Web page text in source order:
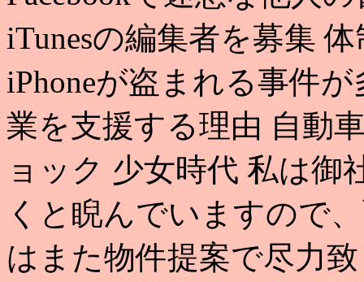
iTunesの編集者を募集
iPhoneが盗まれる事件
業を支援する理由 自動
ョック 少女時代 私は御
くと睨んでいますので
はまた物件提案で尽力